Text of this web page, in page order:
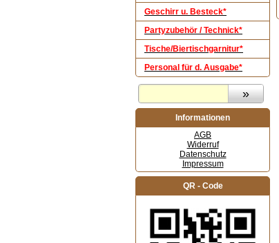
Geschirr u. Besteck*
Partyzubehör / Technick*
Tische/Biertischgarnitur*
Personal für d. Ausgabe*
Informationen
AGB
Widerruf
Datenschutz
Impressum
QR - Code